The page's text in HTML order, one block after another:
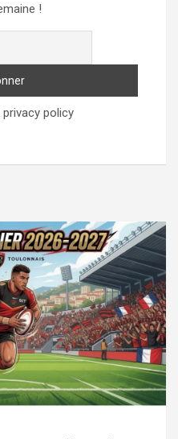
!
policy